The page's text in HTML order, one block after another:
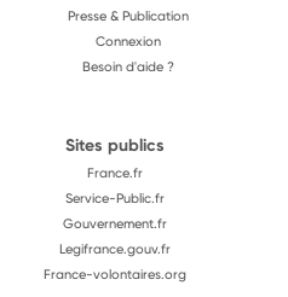
Presse & Publication
Connexion
Besoin d'aide ?
Sites publics
France.fr
Service-Public.fr
Gouvernement.fr
Legifrance.gouv.fr
France-volontaires.org